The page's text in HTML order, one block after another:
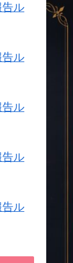
告ル
告ル
告ル
告ル
告ル